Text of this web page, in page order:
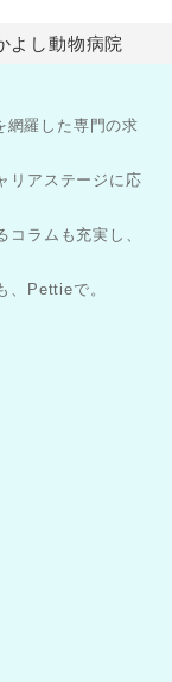
よし動物病院
網羅した専門の求
リアステージに応
ラムも充実し、
、Pettieで。